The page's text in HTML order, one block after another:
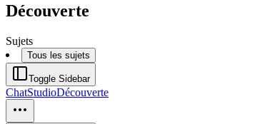
Découverte
Sujets
Tous les sujets
Toggle Sidebar
ChatStudioDécouverte